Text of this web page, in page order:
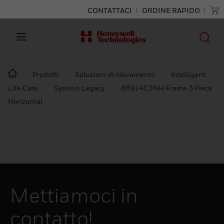
CONTATTACI ORDINE RAPIDO
Prodotti Soluzioni di rilevamento
Intelligent
Life Care
Systevo Legacy
88914C3NH Frame 3 Piece
Horizontal
Mettiamoci in
contatto!